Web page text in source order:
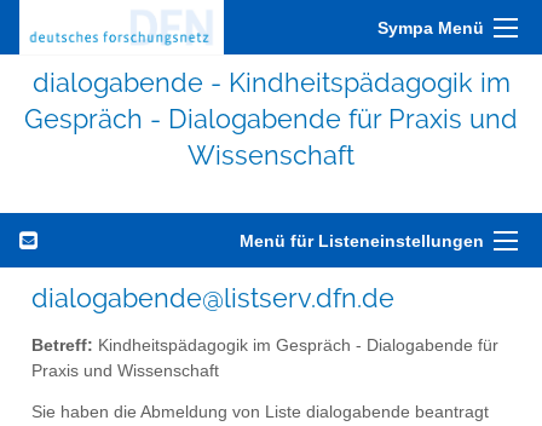
Sympa Menü
dialogabende - Kindheitspädagogik im
Gespräch - Dialogabende für Praxis und
Wissenschaft
Menü für Listeneinstellungen
dialogabende@listserv.dfn.de
Betreff: Kindheitspädagogik im Gespräch - Dialogabende für
Praxis und Wissenschaft
Sie haben die Abmeldung von Liste dialogabende beantragt